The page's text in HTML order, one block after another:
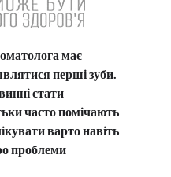
має
перші зуби.
стати
часто помічають
варто навіть
проблеми